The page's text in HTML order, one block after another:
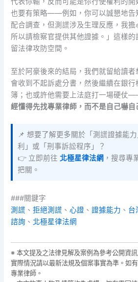
也要有策略——例如，你可以誠懇地告
配合調查，但測謊涉及生理反應，我擔
所以請檢察官提供其他證據。」這樣
留法律攻防空間。
至於阿豪後來的結局，我們就留給讀
會收到不起訴處分書，然後繼續在銀
簿；也或許他需要上法庭打一場硬仗
經懂得先找專業律師，而不是自己嚇自
📌 想要了解更多關於「測謊證據能
利」或「刑事訴訟程序」？
👉 立即前往 北極星律法網 ，搜尋專
把關。
###關鍵字
測謊 、拒絕測謊 、心證 、證據能力 、 台
諮詢 、 北極星律法網
※ 本文提及之法律見解及案例為參考公開資
實際情況請以最新法規及個案事實為準。如
專業律師。